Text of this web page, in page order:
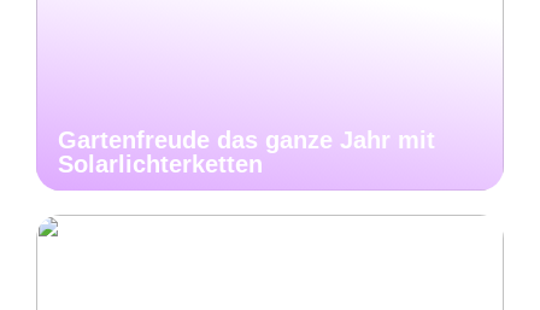
Gartenfreude das ganze Jahr mit
Solarlichterketten